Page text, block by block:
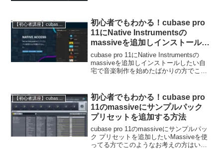
【初心者講座】cubase pro 11の使い方
初心者でもわかる！cubase pro
11にNative Instrumentsの
massiveを追加しインストールす
る方法
cubase pro 11にNative Instrumentsの
massiveを追加しインストールしたい自
宅で音楽制作を始めたばかりの方でこの
トール方法...
【初心者講座】cubase pro 11の使い方
初心者でもわかる！cubase pro
11のmassiveにサンプルパック
プリセットを追加する方法
cubase pro 11のmassiveにサンプルパッ
ク プリセットを追加したいMassiveを使
ってる方でこのようなお考えの方はいま